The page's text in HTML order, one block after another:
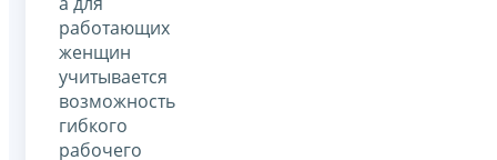
работающих
женщин
учитывается
возможность
гибкого
рабочего